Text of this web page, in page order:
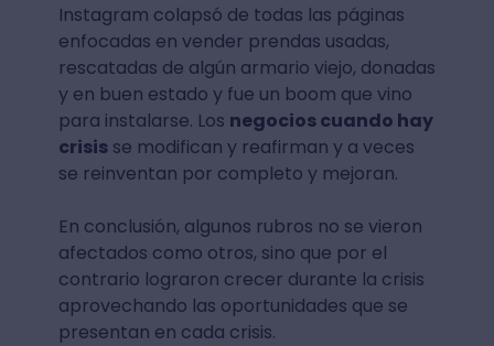
Instagram colapsó de todas las páginas
enfocadas en vender prendas usadas,
rescatadas de algún armario viejo, donadas
y en buen estado y fue un boom que vino
para instalarse. Los negocios cuando hay
crisisse modifican y reafirman y a veces
se reinventan por completo y mejoran.
En conclusión, algunos rubros no se vieron
afectados como otros, sino que por el
contrario lograron crecer durante la crisis
aprovechando las oportunidades que se
presentan en cada crisis.